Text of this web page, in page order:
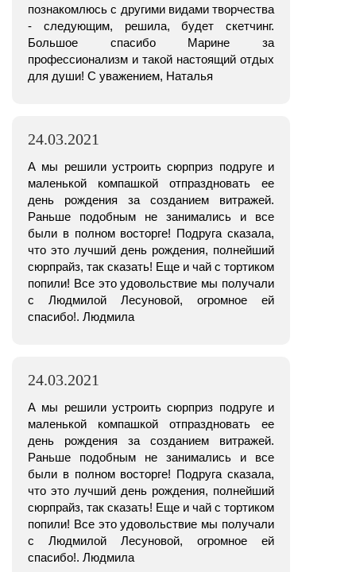
познакомлюсь с другими видами творчества
- следующим, решила, будет скетчинг.
Большое спасибо Марине за
профессионализм и такой настоящий отдых
для души! С уважением, Наталья
24.03.2021
А мы решили устроить сюрприз подруге и
маленькой компашкой отпраздновать ее
день рождения за созданием витражей.
Раньше подобным не занимались и все
были в полном восторге! Подруга сказала,
что это лучший день рождения, полнейший
сюрпрайз, так сказать! Еще и чай с тортиком
попили! Все это удовольствие мы получали
с Людмилой Лесуновой, огромное ей
спасибо!. Людмила
24.03.2021
А мы решили устроить сюрприз подруге и
маленькой компашкой отпраздновать ее
день рождения за созданием витражей.
Раньше подобным не занимались и все
были в полном восторге! Подруга сказала,
что это лучший день рождения, полнейший
сюрпрайз, так сказать! Еще и чай с тортиком
попили! Все это удовольствие мы получали
с Людмилой Лесуновой, огромное ей
спасибо!. Людмила